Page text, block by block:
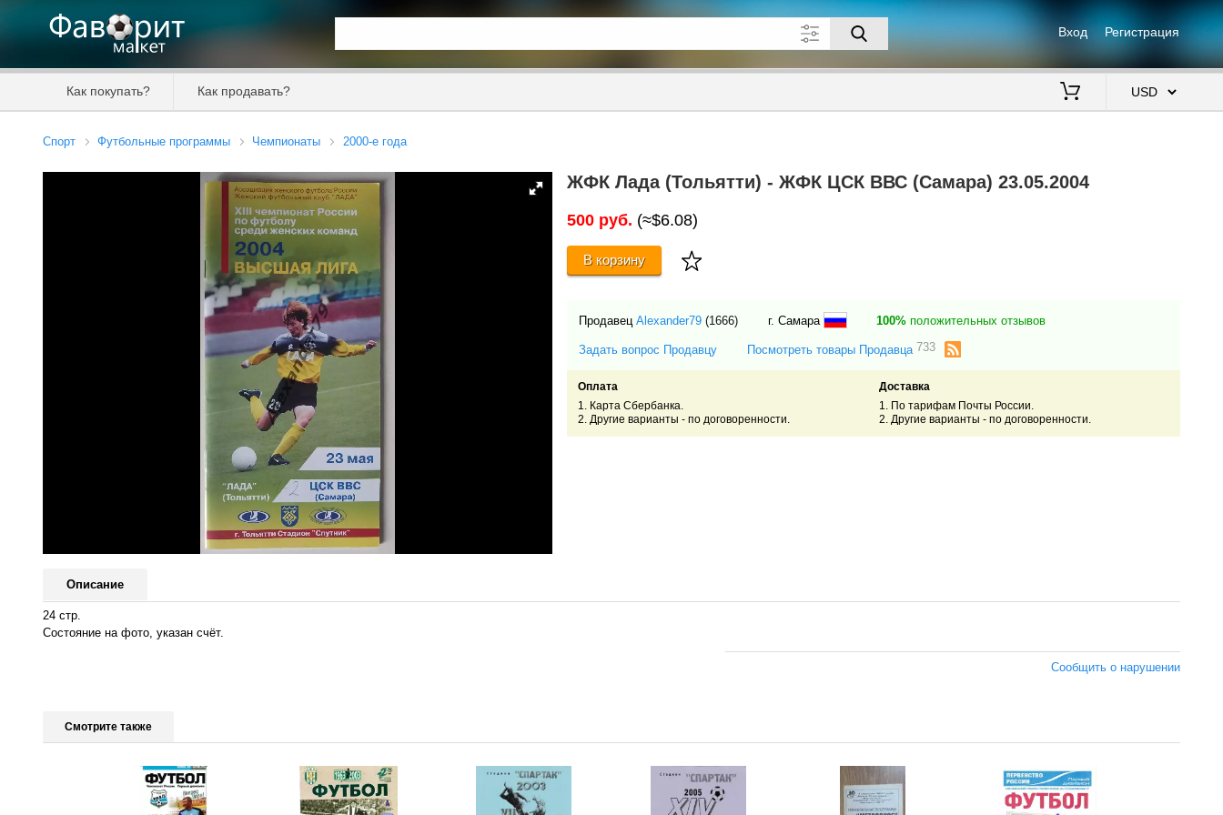
Вход Регистрация
Как покупать? Как продавать?
Спорт Футбольные программы Чемпионаты 2000-е года
ЖФК Лада (Тольятти) - ЖФК ЦСК ВВС (Самара) 23.05.2004
500 руб. (≈$6.08)
В корзину
Продавец Alexander79 (1666) г. Самара 100% положительных отзывов
Задать вопрос Продавцу Посмотреть товары Продавца 733
Оплата
1. Карта Сбербанка.
2. Другие варианты - по договоренности.
Доставка
1. По тарифам Почты России.
2. Другие варианты - по договоренности.
Описание
24 стр.
Состояние на фото, указан счёт.
Сообщить о нарушении
Смотрите также